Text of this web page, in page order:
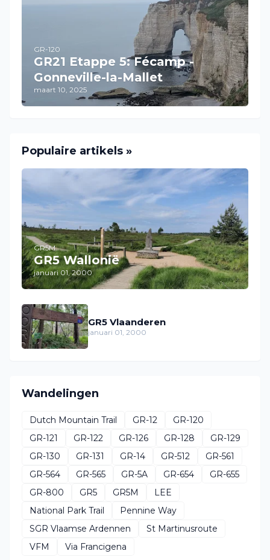
GR-120
GR21 Etappe 5: Fécamp -
Gonneville-la-Mallet
maart 10, 2025
Populaire artikels »
GR5M
GR5 Wallonië
januari 01, 2000
GR5 Vlaanderen
januari 01, 2000
Wandelingen
Dutch Mountain Trail GR-12
GR-120
GR-121
GR-122 GR-126 GR-128
GR-129
GR-130
GR-131 GR-14 GR-512
GR-561
GR-564
GR-565 GR-5A GR-654
GR-655
GR-800
GR5 GR5M
LEE
National Park Trail
Pennine Way
SGR Vlaamse Ardennen
St Martinusroute
VFM
Via Francigena